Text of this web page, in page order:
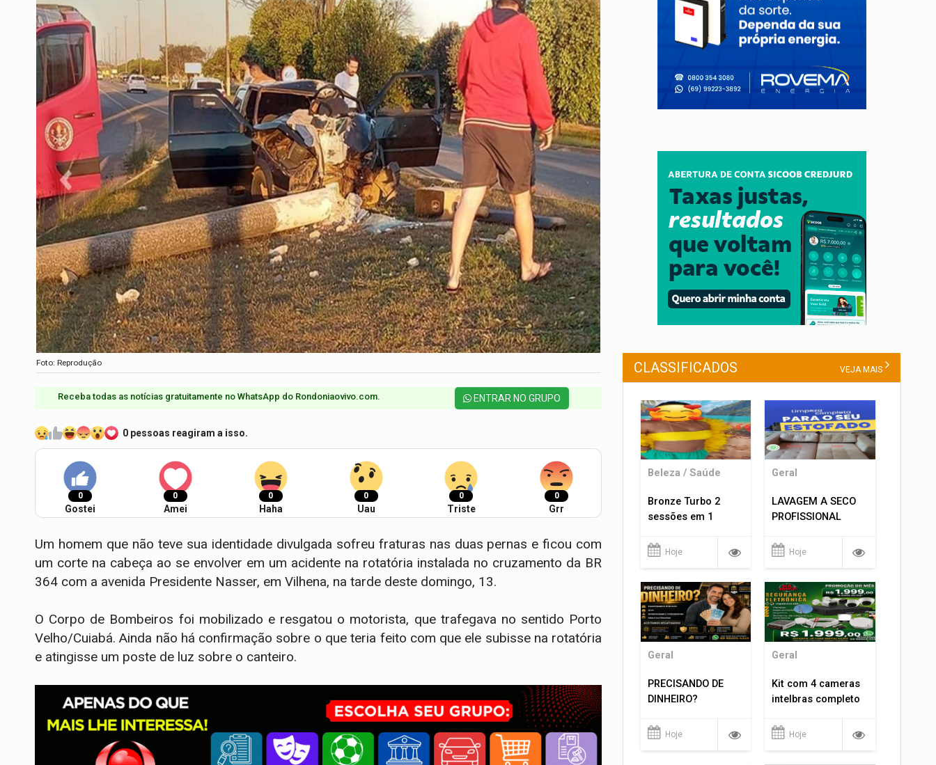
Foto: Reprodução
Receba todas as notícias gratuitamente no WhatsApp do Rondoniaovivo.com.​ ENTRAR NO GRUPO
0 pessoas reagiram a isso.
0
Gostei
0
Amei
0
Haha
0
Uau
0
Triste
0
Grr
Um homem que não teve sua identidade divulgada sofreu fraturas nas duas pernas e ficou com
um corte na cabeça ao se envolver em um acidente na rotatória instalada no cruzamento da BR
364 com a avenida Presidente Nasser, em Vilhena, na tarde deste domingo, 13.
O Corpo de Bombeiros foi mobilizado e resgatou o motorista, que trafegava no sentido Porto
Velho/Cuiabá. Ainda não há confirmação sobre o que teria feito com que ele subisse na rotatória
e atingisse um poste de luz sobre o canteiro.
CLASSIFICADOS VEJA MAIS
Beleza / Saúde
Bronze Turbo 2
sessões em 1
Hoje
Geral
LAVAGEM A SECO
PROFISSIONAL
Hoje
Geral
PRECISANDO DE
DINHEIRO?
Hoje
Geral
Kit com 4 cameras
intelbras completo
Hoje